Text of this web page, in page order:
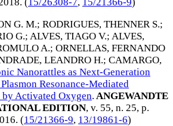
G. M.; RODRIGUES, THENNER S.;
G.; ALVES, TIAGO V.; ALVES,
A.; ORNELLAS, FERNANDO
LEANDRO H.; CAMARGO,
Nanorattles as Next-Generation
Resonance-Mediated
Activated Oxygen. ANGEWANDTE
EDITION, v. 55, n. 25, p.
. (15/21366-9, 13/19861-6)